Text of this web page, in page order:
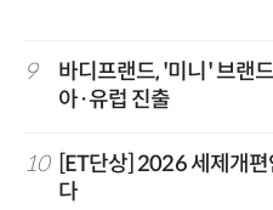
9
바디프랜드, '미니' 브랜
아·유럽 진출
10 [ET단상] 2026 세제개
다